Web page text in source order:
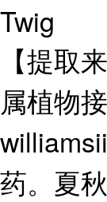
Twig
【提取
属植物
药。夏